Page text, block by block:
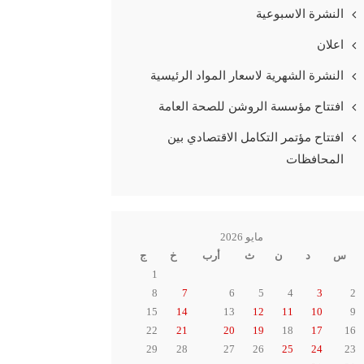
النشرة الاسبوعية
اعلان
النشرة الشهرية لاسعار المواد الرئيسية
افتتاح مؤسسة الروشن للصحة العامة
افتتاح مؤتمر التكامل الاقتصادي بين
المحافظات
مايو 2026
س
د ن ث أرب خ
ج
1
2
3
4
5
6
7
8
9
10
11
12
13
14
15
16
17
18
19
20
21
22
23
24
25
26
27
28
29